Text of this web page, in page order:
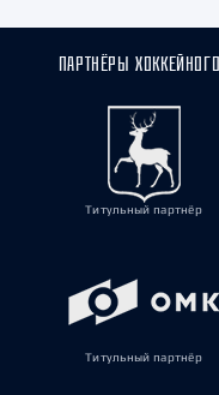
ПАРТНЁРЫ
Титульный партнёр
Титульный партнёр